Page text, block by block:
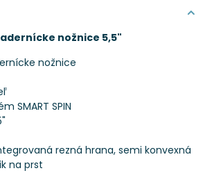
nožnice 5,5"
nožnice
SMART SPIN
rezná hrana, semi konvexná
na prst